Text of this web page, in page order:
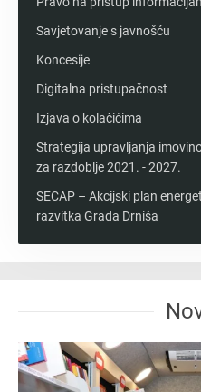
Savjetovanje s javnošću
Koncesije
Digitalna pristupačnost
Izjava o kolačićima
Strategija upravljanja
za razdoblje 2021. - 2027.
SECAP – Akcijski plan
razvitka Grada Drniša